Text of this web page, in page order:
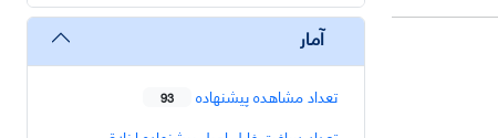
آمار
تعداد مشاهده پیشنهاده 93